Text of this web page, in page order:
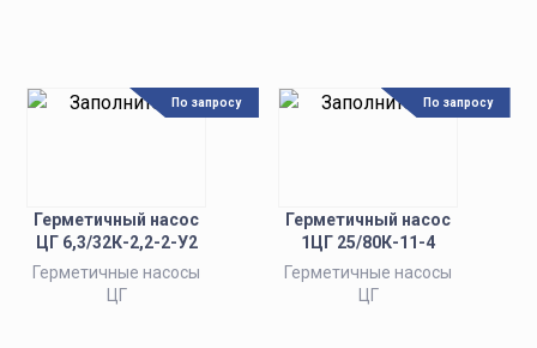
Герметичный насос
ЦГ 6,3/32К-2,2-2-У2
Герметичные насосы
ЦГ
По запросу
Герметичный насос
1ЦГ 25/80К-11-4
Герметичные насосы
ЦГ
По запросу